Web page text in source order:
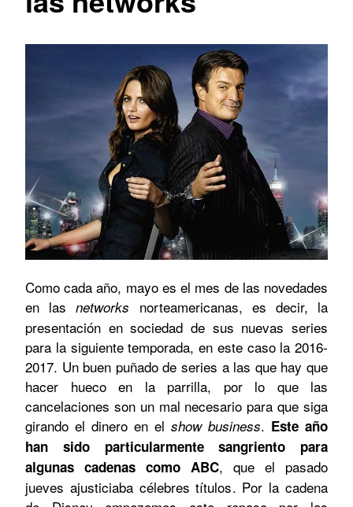
Como cada año, mayo es el mes de las novedades
en lasnetworks norteamericanas, es decir, la
presentación en sociedad de sus nuevas series
para la siguiente temporada, en este caso la 2016-
2017. Un buen puñado de series a las que hay que
hacer hueco en la parrilla, por lo que las
cancelaciones son un mal necesario para que siga
girando el dinero en el show business. Este año
han sido particularmente sangriento para
algunas cadenas como ABC, que el pasado
jueves ajusticiaba célebres títulos. Por la cadena